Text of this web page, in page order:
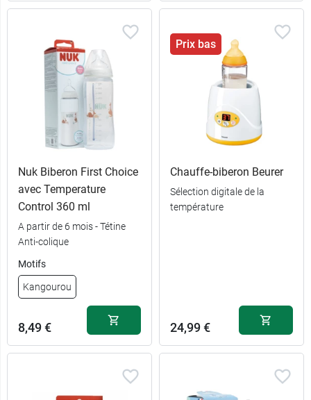
Paris
Biche
Nuk Biberon First Choice
avec Temperature
Control 360 ml
A partir de 6 mois - Tétine
Anti-colique
Motifs
Kangourou
8,49 €
Prix bas
Chauffe-biberon Beurer
Sélection digitale de la
température
24,99 €